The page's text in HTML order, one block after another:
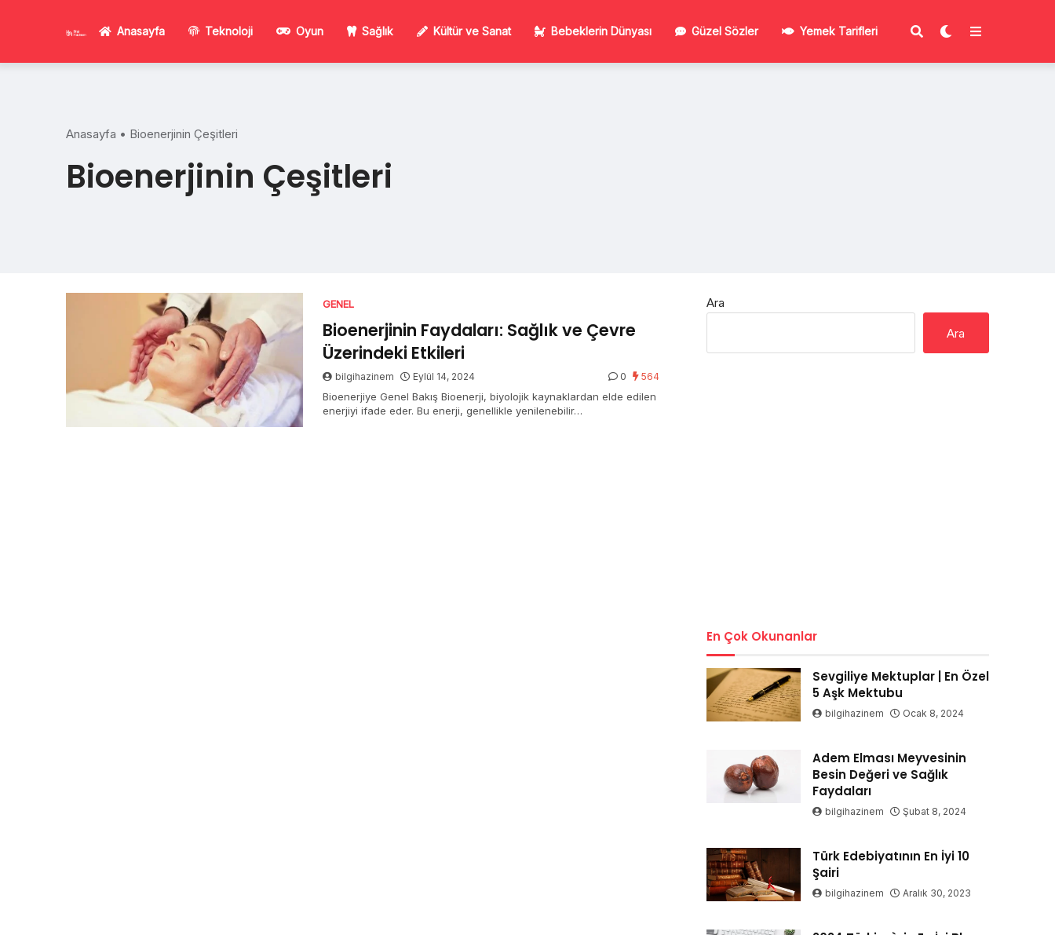
Anasayfa Teknoloji Oyun Sağlık Kültür ve Sanat Bebeklerin Dünyası Güzel Sözler Yemek Tarifleri
Anasayfa • Bioenerjinin Çeşitleri
Bioenerjinin Çeşitleri
GENEL
Bioenerjinin Faydaları: Sağlık ve Çevre
Üzerindeki Etkileri
bilgihazinem Eylül 14, 2024 0 564
Bioenerjiye Genel Bakış Bioenerji, biyolojik kaynaklardan elde edilen
enerjiyi ifade eder. Bu enerji, genellikle yenilenebilir…
Ara
Ara
En Çok Okunanlar
Sevgiliye Mektuplar | En Özel
5 Aşk Mektubu
bilgihazinem Ocak 8, 2024
Adem Elması Meyvesinin
Besin Değeri ve Sağlık
Faydaları
bilgihazinem Şubat 8, 2024
Türk Edebiyatının En İyi 10
Şairi
bilgihazinem Aralık 30, 2023